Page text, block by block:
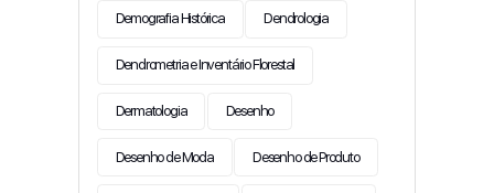
Demografia Histórica Dendrologia
Dendrometria e Inventário Florestal
Dermatologia Desenho
Desenho de Moda Desenho de Produto